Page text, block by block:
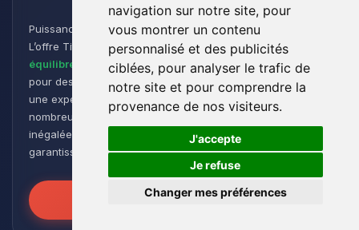
navigation sur notre site, pour
vous montrer un contenu
personnalisé et des publicités
ciblées, pour analyser le trafic de
notre site et pour comprendre la
provenance de nos visiteurs.
J'accepte
Je refuse
Changer mes préférences
Puissance et Endurance pour les Aventuriers de Minecraft :
L’offre Titan est conçue pour les joueurs cherchant un
équilibre parfait entre performance et flexibilité. Idéale
pour des
groupes de taille moyenne à grande
, elle offre
une expérience de jeu fluide et réactive, même avec de
nombreux plugins et modpacks. Profitez d’une stabilité
inégalée pour des sessions de jeu intenses et prolongées,
garantissant que vos mondes restent robustes et réactifs !
Libérez la Puissance
🍪